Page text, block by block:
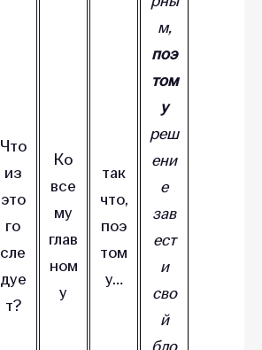
Что
из
это
го
сле
дуе
т?
Ко
все
му
глав
ном
у
так
что,
поэ
том
у…
м,
поэ
том
у
реш
ени
е
зав
ест
и
сво
й
бло